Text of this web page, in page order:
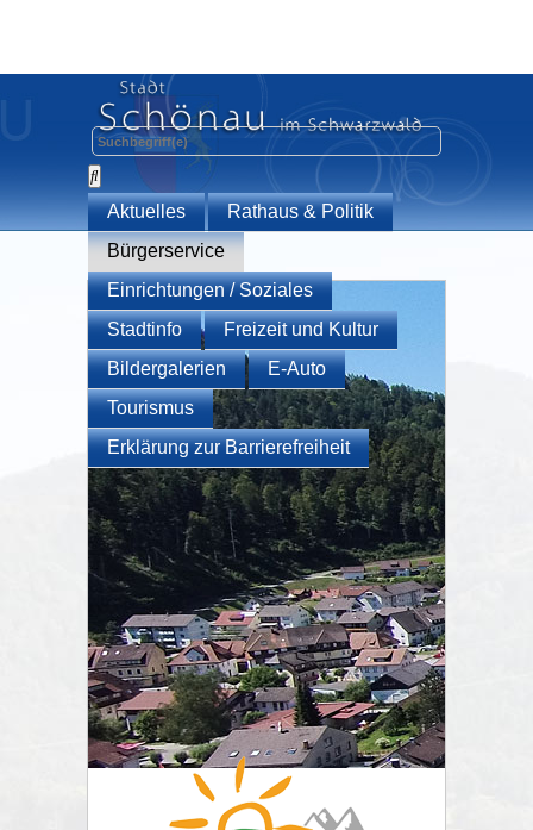
Aktuelles
Rathaus & Politik
Bürgerservice
Einrichtungen / Soziales
Stadtinfo
Freizeit und Kultur
Bildergalerien
E-Auto
Tourismus
Erklärung zur Barrierefreiheit